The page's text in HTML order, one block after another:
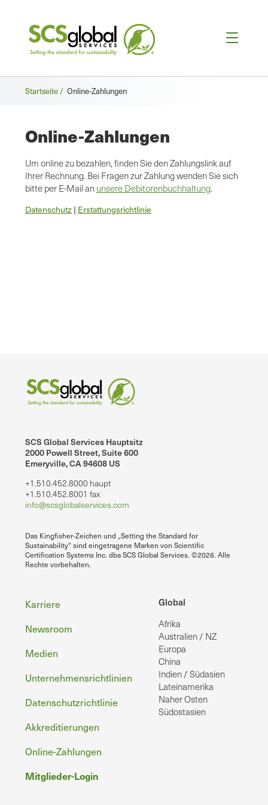
Brotkrümel
Startseite / Online-Zahlungen
Online-Zahlungen
Um online zu bezahlen, finden Sie den Zahlungslink auf
Ihrer Rechnung. Bei Fragen zur Zahlung wenden Sie sich
bitte per E-Mail an unsere Debitorenbuchhaltung.
Datenschutz| Erstattungsrichtlinie
SCS Global Services Hauptsitz
2000 Powell Street, Suite 600
Emeryville, CA 94608 US
+1.510.452.8000 haupt
+1.510.452.8001 fax
info@scsglobalservices.com
Das Kingfisher-Zeichen und „Setting the Standard for
Sustainability“ sind eingetragene Marken von Scientific
Certification Systems Inc. dba SCS Global Services. ©2026. Alle
Rechte vorbehalten.
Global
Afrika
Australien / NZ
Europa
China
Indien / Südasien
Lateinamerika
Naher Osten
Südostasien
Fußzeile
Karriere
Newsroom
Medien
Unternehmensrichtlinien
Datenschutzrichtlinie
Akkreditierungen
Online-Zahlungen
Mitglieder-Login